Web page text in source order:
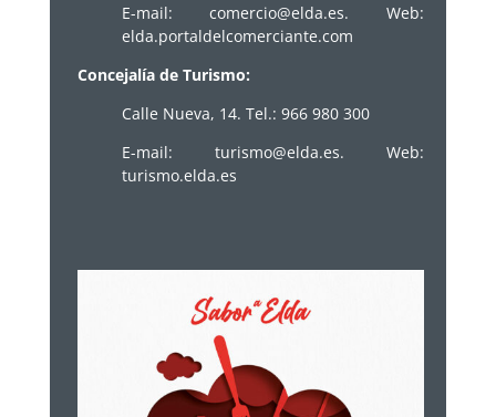
E-mail: comercio@elda.es. Web:
elda.portaldelcomerciante.com
Concejalía de Turismo:
Calle Nueva, 14. Tel.: 966 980 300
E-mail: turismo@elda.es. Web:
turismo.elda.es